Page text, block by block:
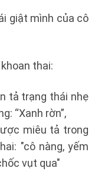
giật mình của cô
thai:
tả trạng thái nhẹ
“Xanh rờn”,
miêu tả trong
"cô nàng, yếm
vụt qua"